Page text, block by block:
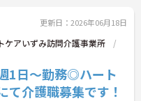
更新日：2026年06月18日
アいずみ訪問介護事業所
1日～勤務◎ハート
て介護職募集です！